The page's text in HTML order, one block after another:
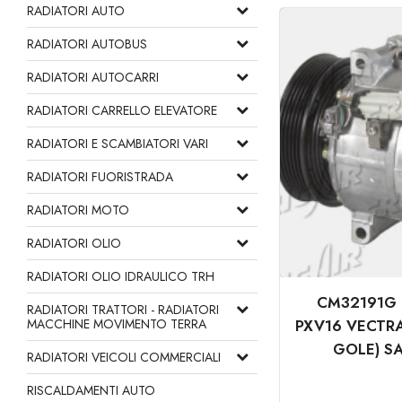
RADIATORI AUTO
RADIATORI AUTOBUS
RADIATORI AUTOCARRI
RADIATORI CARRELLO ELEVATORE
RADIATORI E SCAMBIATORI VARI
RADIATORI FUORISTRADA
RADIATORI MOTO
RADIATORI OLIO
RADIATORI OLIO IDRAULICO TRH
RADIATORI TRATTORI - RADIATORI
MACCHINE MOVIMENTO TERRA
RADIATORI VEICOLI COMMERCIALI
RISCALDAMENTI AUTO
CM32191G
PXV16
GOLE)